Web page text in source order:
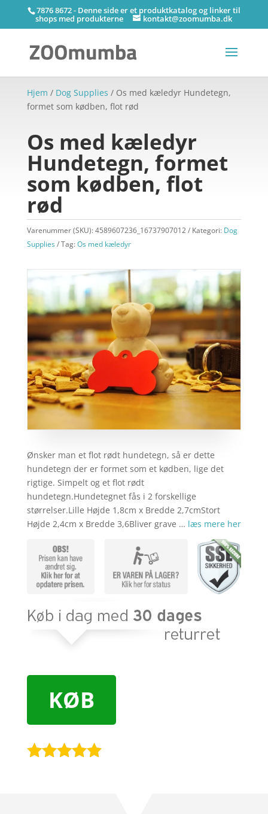
7876 8672 - Denne side er et produktkatalog og linker til
shops med produkterne kontakt@zoomumba.dk
Hjem / Dog Supplies / Os med kæledyr Hundetegn,
formet som kødben, flot rød
Os med kæledyr
Hundetegn, formet
som kødben, flot
rød
Varenummer (SKU):4589607236_16737907012 Kategori: Dog
Supplies
Tag:Os med kæledyr
Ønsker man et flot rødt hundetegn, så er dette
hundetegn der er formet som et kødben, lige det
rigtige. Simpelt og et flot rødt
hundetegn.Hundetegnet fås i 2 forskellige
størrelser.Lille Højde 1,8cm x Bredde 2,7cmStort
Højde 2,4cm x Bredde 3,6Bliver grave … læs mere her
KØB